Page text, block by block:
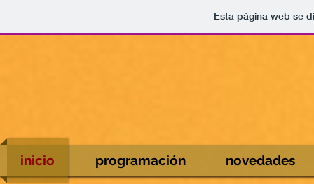
Esta página web se
inicio programación novedades